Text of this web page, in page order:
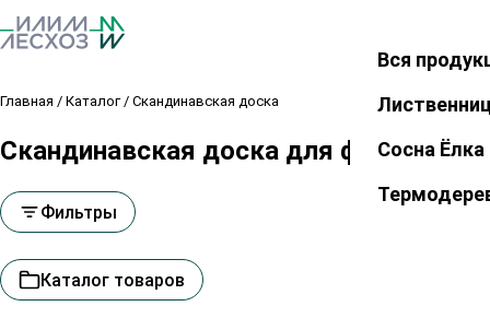
Закрыть
Вся
Сосна Ёлка
Главная / Каталог/ Скандинавская доска
Скандинавская доска для фасадов
Фильтры
Каталог товаров